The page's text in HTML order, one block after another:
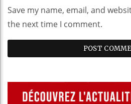
Save my name, email, and
the next time I comment.